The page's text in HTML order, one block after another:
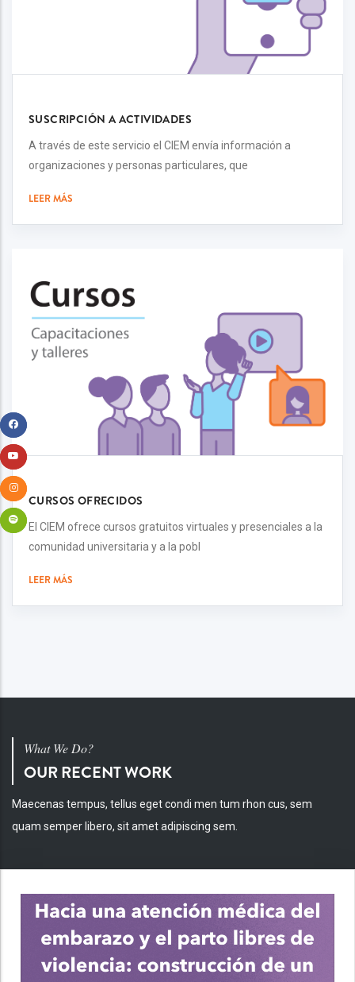
SUSCRIPCIÓN A ACTIVIDADES
A través de este servicio el CIEM envía información a
organizaciones y personas particulares, que
LEER MÁS
CURSOS OFRECIDOS
El CIEM ofrece cursos gratuitos virtuales y presenciales a la
comunidad universitaria y a la pobl
LEER MÁS
What We Do?
OUR RECENT WORK
Maecenas tempus, tellus eget condi men tum rhon cus, sem
quam semper libero, sit amet adipiscing sem.